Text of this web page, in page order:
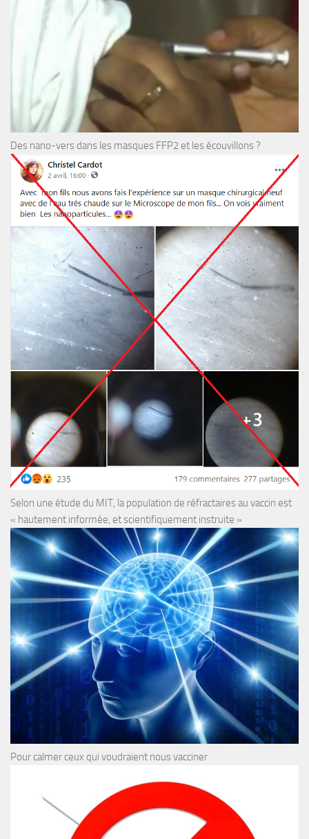
Des nano-vers dans les masques FFP2 et les écouvillons ?
Selon une étude du MIT, la population de réfractaires au vaccin est
« hautement informée, et scientifiquement instruite »
Pour calmer ceux qui voudraient nous vacciner